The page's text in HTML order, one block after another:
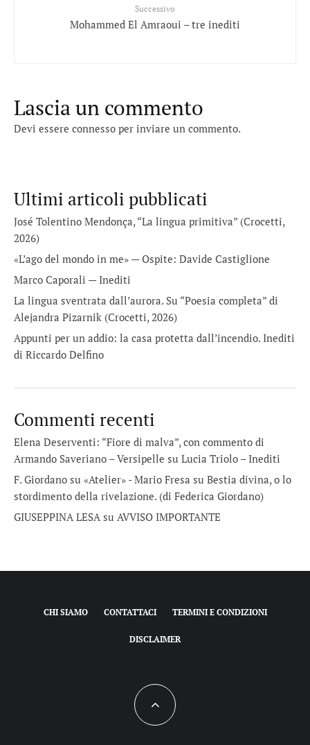
Successivo
Mohammed El Amraoui – tre inediti
Lascia un commento
Devi essere connesso per inviare un commento.
Ultimi articoli pubblicati
José Tolentino Mendonça, “La lingua primitiva” (Crocetti,
2026)
«L’ago del mondo in me» — Ospite: Davide Castiglione
Marco Caporali — Inediti
La lingua sventrata dall’aurora. Su “Poesia completa” di
Alejandra Pizarnik (Crocetti, 2026)
Appunti per un addio: la casa protetta dall’incendio. Inediti
di Riccardo Delfino
Commenti recenti
Elena Deserventi: “Fiore di malva”, con commento di
Armando Saveriano – Versipelle su Lucia Triolo – Inediti
F. Giordano su «Atelier» - Mario Fresa su Bestia divina, o lo
stordimento della rivelazione. (di Federica Giordano)
GIUSEPPINA LESAsu AVVISO IMPORTANTE
CHI SIAMO CONTATTACI TERMINI E CONDIZIONI
DISCLAIMER